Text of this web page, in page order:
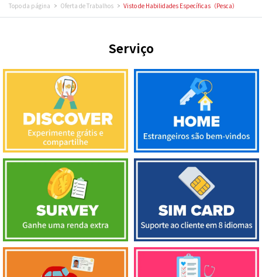
Topo da página Oferta de Trabalhos Visto de Habilidades Específicas（Pesca）
Serviço